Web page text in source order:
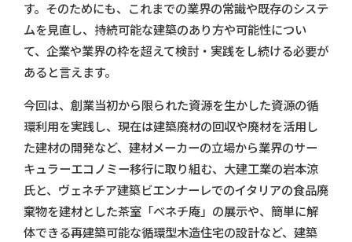
す。そのためにも、これまでの業界の常識や既存のシステ
ムを見直し、持続可能な建築のあり方や可能性につい
て、企業や業界の枠を超えて検討・実践をし続ける必要が
あると言えます。
今回は、創業当初から限られた資源を生かした資源の循
環利用を実践し、現在は建築廃材の回収や廃材を活用し
た建材の開発など、建材メーカーの立場から業界のサー
キュラーエコノミー移行に取り組む、大建工業の岩本涼
氏と、ヴェネチア建築ビエンナーレでのイタリアの食品廃
棄物を建材とした茶室「ベネチ庵」の展示や、簡単に解
体できる再建築可能な循環型木造住宅の設計など、建築